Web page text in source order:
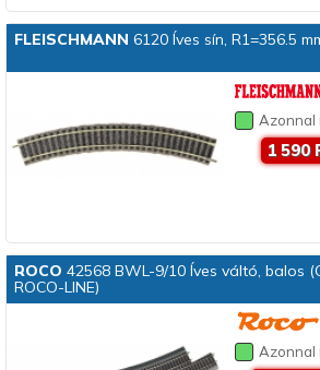
FLEISCHMANN 6120 Íves sín, R1=356.5
Azonnal
1 590
ROCO 42568 BWL-9/10 Íves váltó, balos
ROCO-LINE)
Azonnal